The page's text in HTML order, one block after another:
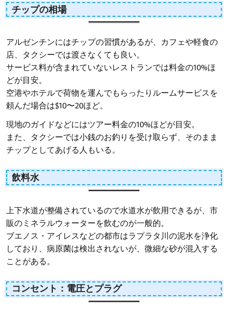
チップの相場
アルゼンチンにはチップの習慣があるが、カフェや軽食の
店、タクシーでは渡さなくても良い。
サービス料が含まれていないレストランでは料金の10%ほ
どが目安。
空港やホテルで荷物を運んでもらったりルームサービスを
頼んだ場合は$10〜20ほど。
現地のガイドなどにはツアー料金の10%ほどが目安。
また、タクシーでは小銭のお釣りを受け取らず、そのまま
チップとしてあげる人もいる。
飲料水
上下水道が整備されているので水道水が飲用できるが、市
販のミネラルウォーターを飲むのが一般的。
ブエノス・アイレスなどの都市はラプラタ川の泥水を浄化
しており、病原菌は検出されないが、微細な砂が混入する
ことがある。
コンセント：電圧とプラグ